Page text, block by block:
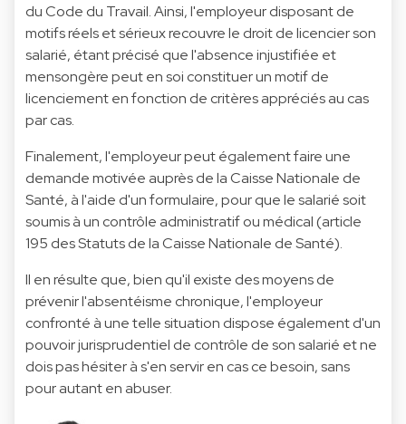
du Code du Travail. Ainsi, l'employeur disposant de
motifs réels et sérieux recouvre le droit de licencier son
salarié, étant précisé que l'absence injustifiée et
mensongère peut en soi constituer un motif de
licenciement en fonction de critères appréciés au cas
par cas.
Finalement, l'employeur peut également faire une
demande motivée auprès de la Caisse Nationale de
Santé, à l'aide d'un formulaire, pour que le salarié soit
soumis à un contrôle administratif ou médical (article
195 des Statuts de la Caisse Nationale de Santé).
Il en résulte que, bien qu'il existe des moyens de
prévenir l'absentéisme chronique, l'employeur
confronté à une telle situation dispose également d'un
pouvoir jurisprudentiel de contrôle de son salarié et ne
dois pas hésiter à s'en servir en cas ce besoin, sans
pour autant en abuser.